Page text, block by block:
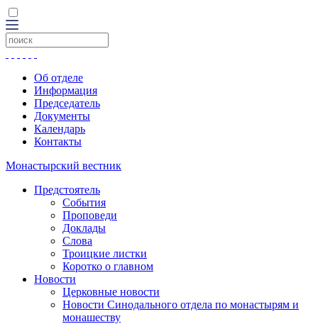
Об отделе
Информация
Председатель
Документы
Календарь
Контакты
Монастырский вестник
Предстоятель
События
Проповеди
Доклады
Слова
Троицкие листки
Коротко о главном
Новости
Церковные новости
Новости Синодального отдела по монастырям и
монашеству